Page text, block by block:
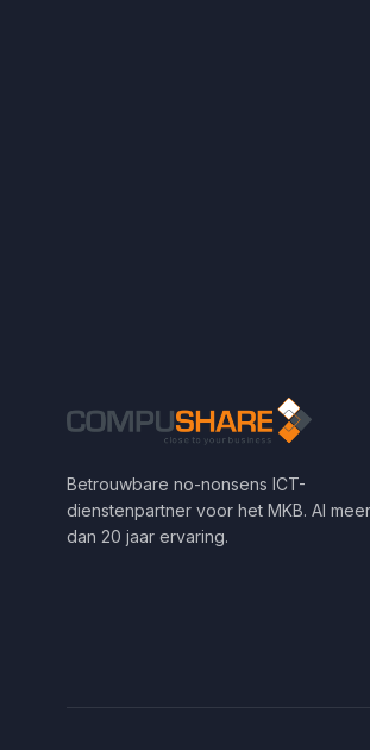
Betrouwbare no-nonsens ICT-
dienstenpartner voor het MKB. Al meer
dan 20 jaar ervaring.